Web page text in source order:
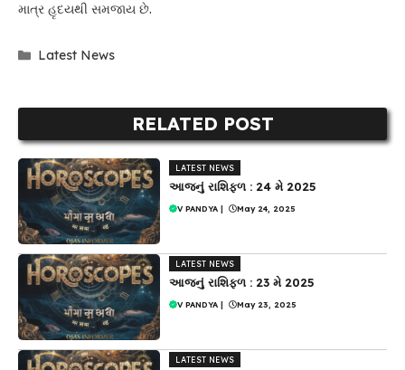
માત્ર હૃદયથી સમજાય છે.
Categories
Latest News
RELATED POST
LATEST NEWS
આજનું રાશિફળ : 24 મે 2025
V PANDYA May 24, 2025
LATEST NEWS
આજનું રાશિફળ : 23 મે 2025
V PANDYA May 23, 2025
LATEST NEWS